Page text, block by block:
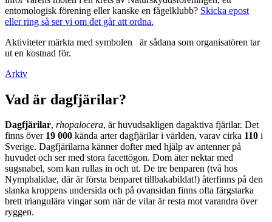
entomologisk förening eller kanske en fågelklubb? Skicka epost
eller ring så ser vi om det går att ordna.
Aktiviteter märkta med symbolen
är sådana som organisatören tar
ut en kostnad för.
Arkiv
Vad är dagfjärilar?
Dagfjärilar, rhopalocera, är huvudsakligen dagaktiva fjärilar. Det
finns över 19 000 kända arter dagfjärilar i världen, varav cirka 110 i
Sverige. Dagfjärilarna känner dofter med hjälp av antenner på
huvudet och ser med stora facettögon. Dom äter nektar med
sugsnabel, som kan rullas in och ut. De tre benparen (två hos
Nymphalidae, där är första benparet tillbakabildat!) återfinns på den
slanka kroppens undersida och på ovansidan finns ofta färgstarka
brett triangulära vingar som när de vilar är resta mot varandra över
ryggen.